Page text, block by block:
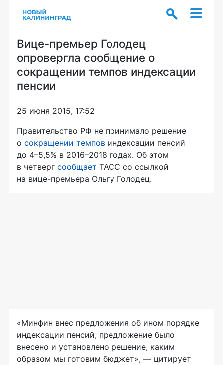
Вице-премьер Голодец
опровергла сообщение о
сокращении темпов индексации
пенсии
25 июня 2015, 17:52
Правительство РФ не принимало решение
о сокращении темпов индексации пенсий
до 4–5,5% в 2016–2018 годах. Об этом
в четверг сообщает ТАСС со ссылкой
на вице-премьера Ольгу Голодец.
«Минфин внес предложения об ином порядке
индексации пенсий, предложение было
внесено и установлено решение, каким
образом мы готовим бюджет», — цитирует